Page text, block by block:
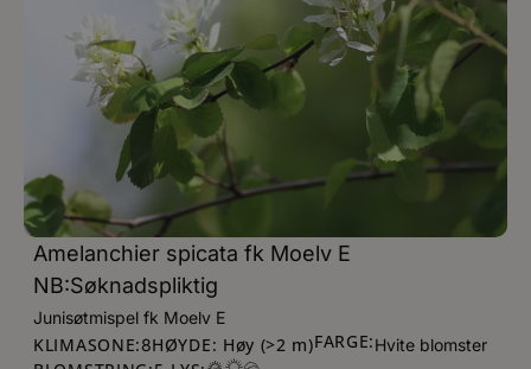
Amelanchier spicata fk Moelv E
NB:Søknadspliktig
Junisøtmispel fk Moelv E
KLIMASONE:8HØYDE: Høy (>2 m)FARGE:Hvite blomster